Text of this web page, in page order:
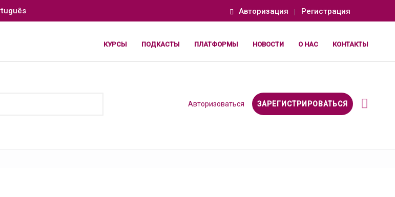
Авторизация Регистрация
КУРСЫ ПОДКАСТЫ ПЛАТФОРМЫ НОВОСТИ О НАС КОНТАКТЫ
Авторизоваться ЗАРЕГИСТРИРОВАТЬСЯ